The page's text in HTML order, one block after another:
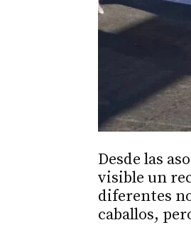
Desde las
visible un
diferentes
caballos,